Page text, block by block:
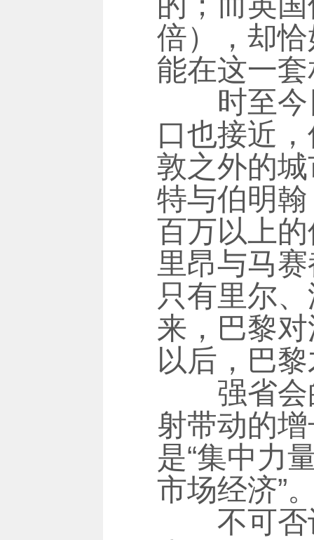
倍），却
能在这一
时至今日
口也接近
敦之外的
特与伯明
百万以上
里昂与马
只有里尔
来，巴黎
以后，巴
强省会的
射带动的
是“集中力
市场经济”
不可否认